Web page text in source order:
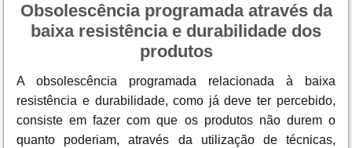
Obsolescência programada através da
baixa resistência e durabilidade dos
produtos
A obsolescência programada relacionada à baixa
resistência e durabilidade, como já deve ter percebido,
consiste em fazer com que os produtos não durem o
quanto poderiam, através da utilização de técnicas,